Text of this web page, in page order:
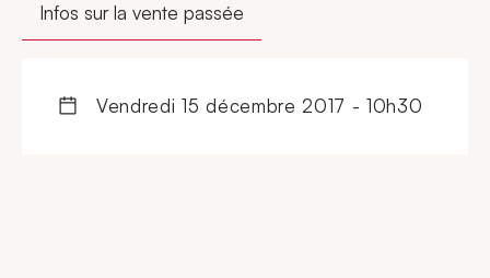
Infos sur la vente passée
vendredi 15 décembre 2017 - 10h30